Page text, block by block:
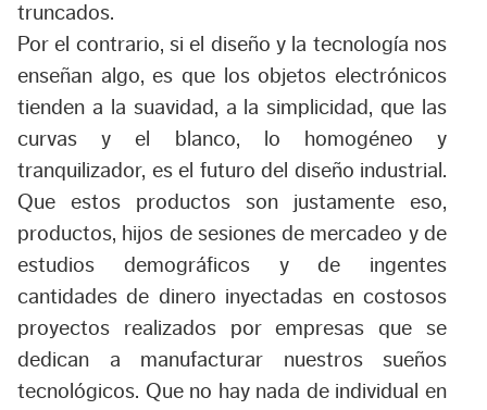
truncados.
Por el contrario, si el diseño y la tecnología nos
enseñan algo, es que los objetos electrónicos
tienden a la suavidad, a la simplicidad, que las
curvas y el blanco, lo homogéneo y
tranquilizador, es el futuro del diseño industrial.
Que estos productos son justamente eso,
productos, hijos de sesiones de mercadeo y de
estudios demográficos y de ingentes
cantidades de dinero inyectadas en costosos
proyectos realizados por empresas que se
dedican a manufacturar nuestros sueños
tecnológicos. Que no hay nada de individual en